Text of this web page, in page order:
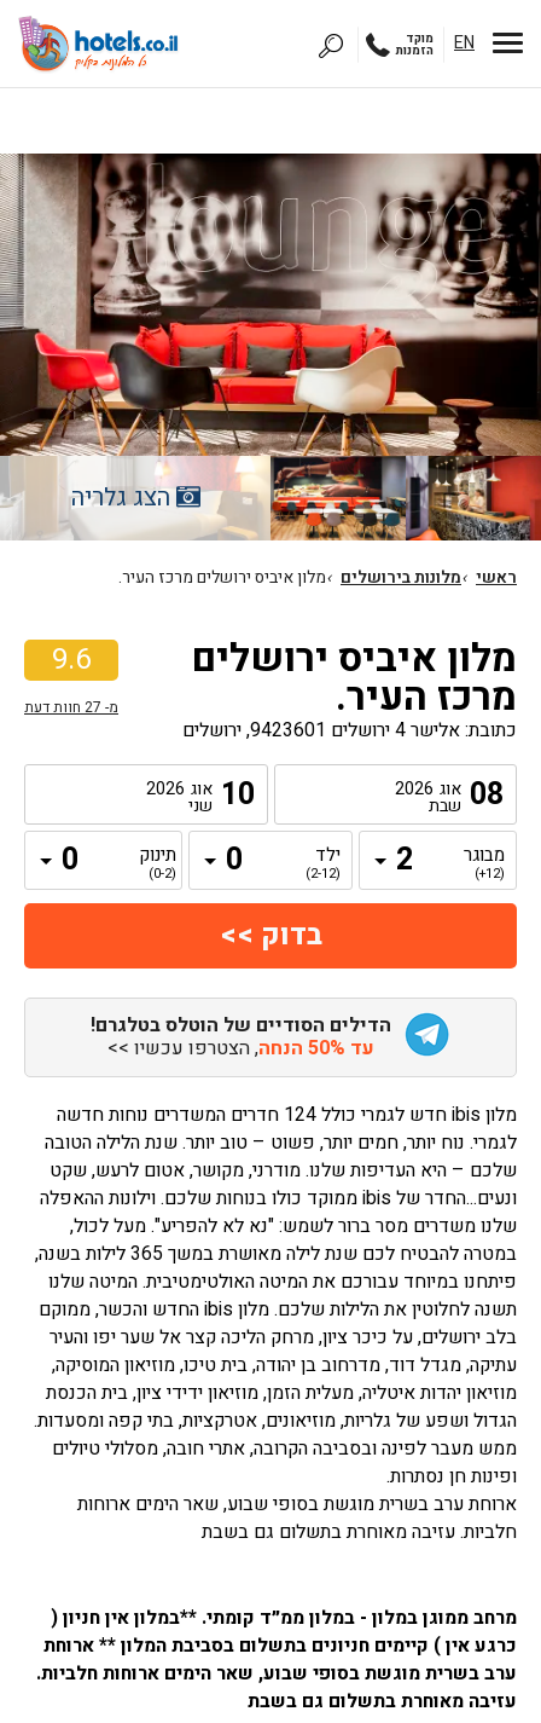
EN מוקד
הזמנות
הצג גלריה
ראשי ›מלונות בירושלים ›מלון איביס ירושלים מרכז העיר.
9.6
מ- 27 חוות דעת
מלון איביס ירושלים
מרכז העיר.
כתובת: אלישר 4 ירושלים 9423601, ירושלים
08 אוג 2026
שבת 10 אוג 2026
שני
מבוגר
(12+)
ילד
(2-12)
תינוק
(0-2)
הדילים הסודיים של הוטלס בטלגרם!
עד 50% הנחה , הצטרפו עכשיו >>
מלון ibis חדש לגמרי כולל 124 חדרים המשדרים נוחות חדשה
לגמרי. נוח יותר, חמים יותר, פשוט – טוב יותר. שנת הלילה הטובה
שלכם – היא העדיפות שלנו. מודרני, מקושר, אטום לרעש, שקט
ונעים...החדר של ibis ממוקד כולו בנוחות שלכם. וילונות ההאפלה
שלנו משדרים מסר ברור לשמש: "נא לא להפריע". מעל לכול,
במטרה להבטיח לכם שנת לילה מאושרת במשך 365 לילות בשנה,
פיתחנו במיוחד עבורכם את המיטה האולטימטיבית. המיטה שלנו
תשנה לחלוטין את הלילות שלכם. מלון ibis החדש והכשר, ממוקם
בלב ירושלים, על כיכר ציון, מרחק הליכה קצר אל שער יפו והעיר
עתיקה, מגדל דוד, מדרחוב בן יהודה, בית טיכו, מוזיאון המוסיקה,
מוזיאון יהדות איטליה, מעלית הזמן, מוזיאון ידידי ציון, בית הכנסת
הגדול ושפע של גלריות, מוזיאונים, אטרקציות, בתי קפה ומסעדות.
ממש מעבר לפינה ובסביבה הקרובה, אתרי חובה, מסלולי טיולים
ופינות חן נסתרות.
ארוחת ערב בשרית מוגשת בסופי שבוע, שאר הימים ארוחות
חלביות. עזיבה מאוחרת בתשלום גם בשבת
מרחב ממוגן במלון - במלון ממ״ד קומתי. **במלון אין חניון (
כרגע אין ) קיימים חניונים בתשלום בסביבת המלון ** ארוחת
ערב בשרית מוגשת בסופי שבוע, שאר הימים ארוחות חלביות.
עזיבה מאוחרת בתשלום גם בשבת